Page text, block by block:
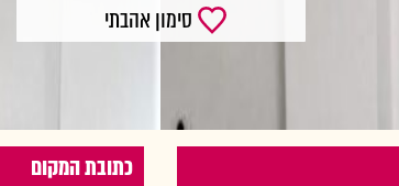
סימון אהבתי
כתובת המקום